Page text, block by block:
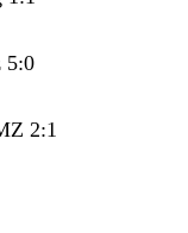
5:0
2:1